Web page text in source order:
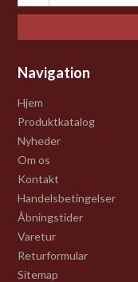
Navigation
Hjem
Produktkatalog
Nyheder
Om os
Kontakt
Handelsbetingelser
Åbningstider
Varetur
Returformular
Sitemap